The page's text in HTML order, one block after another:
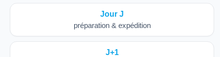
Jour J
préparation & expédition
J+1